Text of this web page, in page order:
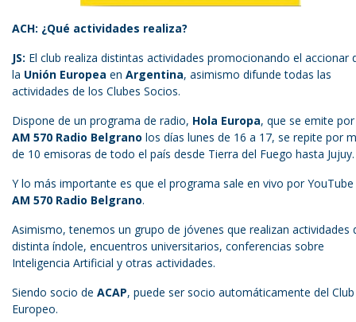
ACH: ¿Qué actividades realiza?
JS: El club realiza distintas actividades promocionando el accionar
la Unión Europea en Argentina, asimismo difunde todas las
actividades de los Clubes Socios.
Dispone de un programa de radio, Hola Europa, que se emite por
AM 570 Radio Belgrano los días lunes de 16 a 17, se repite por
de 10 emisoras de todo el país desde Tierra del Fuego hasta Jujuy.
Y lo más importante es que el programa sale en vivo por YouTube
AM 570 Radio Belgrano.
Asimismo, tenemos un grupo de jóvenes que realizan actividades
distinta índole, encuentros universitarios, conferencias sobre
Inteligencia Artificial y otras actividades.
Siendo socio de ACAP, puede ser socio automáticamente del Club
Europeo.